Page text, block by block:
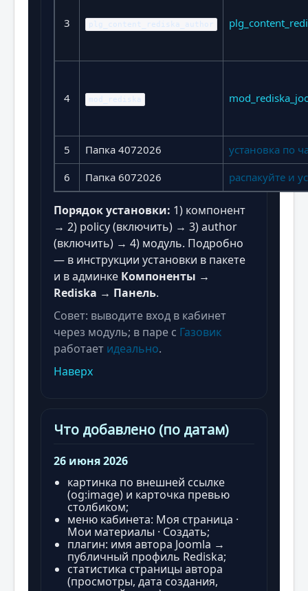
3 plg_content_rediska_author
4 mod_rediska
5 Папка 4072026
установка по
6
Папка 6072026 распакуйте и
Порядок установки: 1) компонент
→ 2) policy (включить) → 3) author
(включить) → 4) модуль. Подробно
— в инструкции установки в пакете
и в админке Компоненты →
Rediska → Панель.
Совет: выводите вход в кабинет
через модуль; в паре с Газовик
работает идеально.
Наверх
Что добавлено (по датам)
26 июня 2026
картинка по внешней ссылке
(og:image) и карточка превью
столбиком;
меню кабинета: Моя страница ·
Мои материалы · Создать;
плагин: имя автора Joomla →
публичный профиль Rediska;
статистика страницы автора
(просмотры, дата создания,